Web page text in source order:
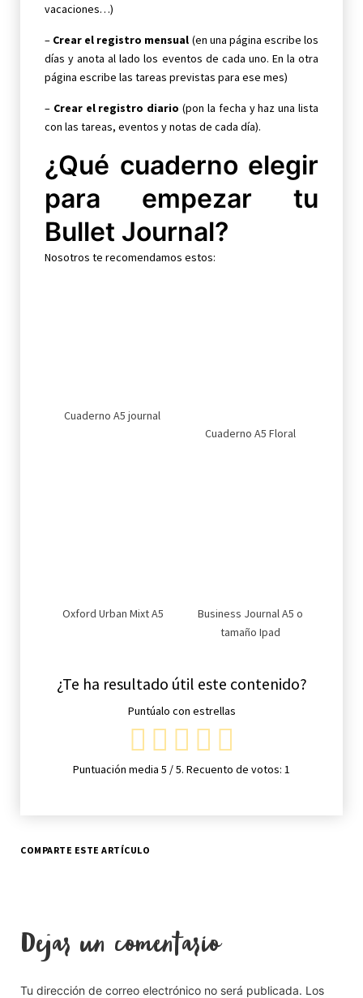
vacaciones…)
– Crear el registro mensual (en una página escribe los
días y anota al lado los eventos de cada uno. En la otra
página escribe las tareas previstas para ese mes)
– Crear el registro diario (pon la fecha y haz una lista
con las tareas, eventos y notas de cada día).
¿Qué cuaderno elegir
para empezar tu
Bullet Journal?
Nosotros te recomendamos estos:
Cuaderno A5 journal
Cuaderno A5 Floral
Oxford Urban Mixt A5
Business Journal A5 o
tamaño Ipad
¿Te ha resultado útil este contenido?
Puntúalo con estrellas
Puntuación media 5 / 5. Recuento de votos: 1
COMPARTE ESTE ARTÍCULO
Dejar un comentario
Tu dirección de correo electrónico no será publicada. Los